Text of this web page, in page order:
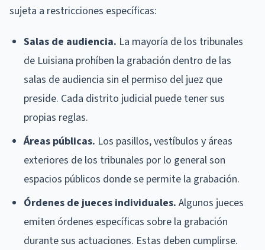
sujeta a restricciones específicas:
Salas de audiencia. La mayoría de los tribunales
de Luisiana prohíben la grabación dentro de las
salas de audiencia sin el permiso del juez que
preside. Cada distrito judicial puede tener sus
propias reglas.
Áreas públicas. Los pasillos, vestíbulos y áreas
exteriores de los tribunales por lo general son
espacios públicos donde se permite la grabación.
Órdenes de jueces individuales. Algunos jueces
emiten órdenes específicas sobre la grabación
durante sus actuaciones. Estas deben cumplirse.